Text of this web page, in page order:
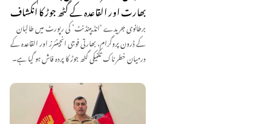
بھارت اور القاعدہ کے گٹھ جوڑ کا انکشاف
برطانوی جریدے ‘انڈیپنڈنٹ’ کی رپورٹ میں طالبان
کے ڈرون پروگرام، بھارتی فوجی انجینئرز اور القاعدہ کے
درمیان خطرناک تکنیکی گٹھ جوڑ کا پردہ فاش ہو گیا ہے۔